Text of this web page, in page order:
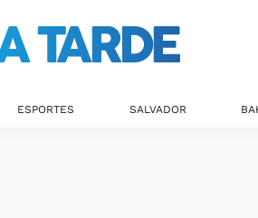
ESPORTES SALVADOR